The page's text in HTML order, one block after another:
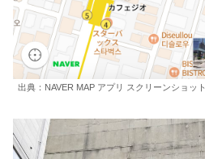
出典：NAVER MAP アプリ スクリーンショット